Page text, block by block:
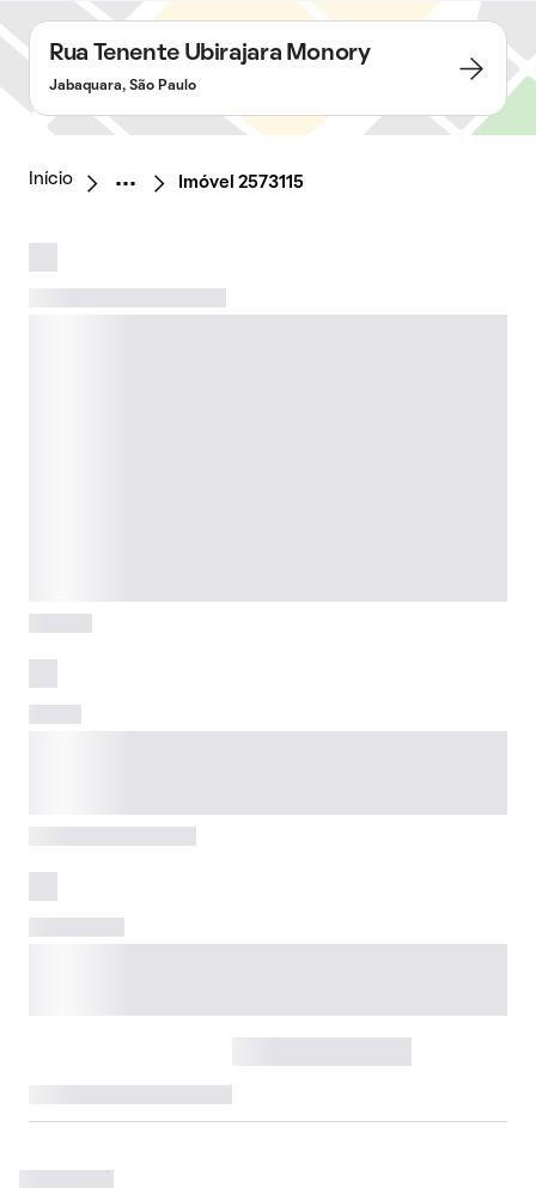
Rua Tenente Ubirajara Monory
Jabaquara, São Paulo
Início Imóvel 2573115